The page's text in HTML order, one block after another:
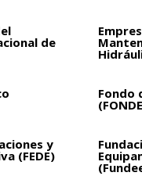
de
Fondo
y
(FEDE)